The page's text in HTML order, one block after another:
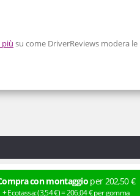
più su come DriverReviews modera le
con montaggio per 202,50 €
+ Ecotassa: (3,54€ ) =206,04€per gomma